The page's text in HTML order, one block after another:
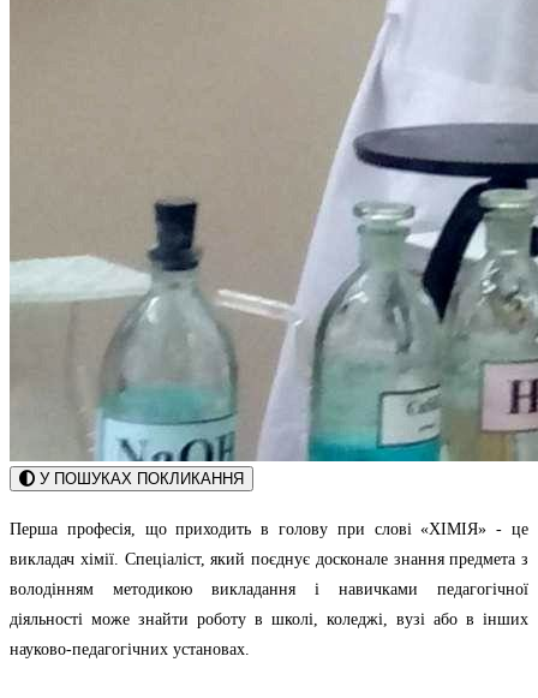
У ПОШУКАХ ПОКЛИКАННЯ
Перша професія, що приходить в голову при слові «ХІМІЯ» - це
викладач хімії. Спеціаліст, який поєднує досконале знання предмета з
володінням методикою викладання і навичками педагогічної
діяльності може знайти роботу в школі, коледжі, вузі або в інших
науково-педагогічних установах.